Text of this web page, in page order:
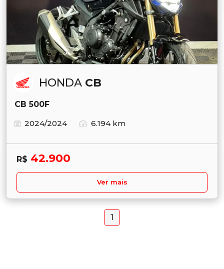
HONDA CB
CB 500F
2024/2024
6.194 km
R$ 42.900
Ver mais
1